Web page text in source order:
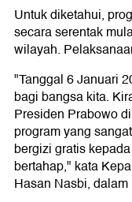
Untuk diketahui,
secara serentak
wilayah.
"Tanggal 6 Januari
bagi bangsa kita.
Presiden Prabowo
program yang
bergizi gratis
bertahap," kata
Hasan Nasbi,